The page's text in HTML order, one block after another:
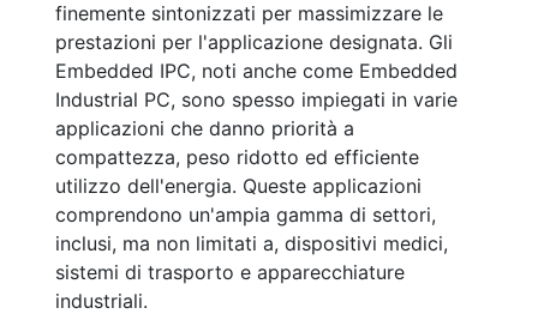
finemente sintonizzati per massimizzare le
prestazioni per l'applicazione designata. Gli
Embedded IPC, noti anche come Embedded
Industrial PC, sono spesso impiegati in varie
applicazioni che danno priorità a
compattezza, peso ridotto ed efficiente
utilizzo dell'energia. Queste applicazioni
comprendono un'ampia gamma di settori,
inclusi, ma non limitati a, dispositivi medici,
sistemi di trasporto e apparecchiature
industriali.